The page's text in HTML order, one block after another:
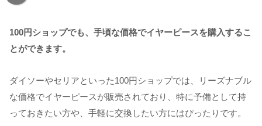
100円ショップでも、手頃な価格でイヤーピースを購入するこ
とができます。
ダイソーやセリアといった100円ショップでは、リーズナブル
な価格でイヤーピースが販売されており、特に予備として持
っておきたい方や、手軽に交換したい方にはぴったりです。